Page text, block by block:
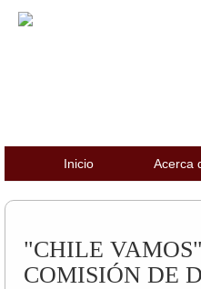
Inicio Acerca
"CHILE
COMISIÓN DE